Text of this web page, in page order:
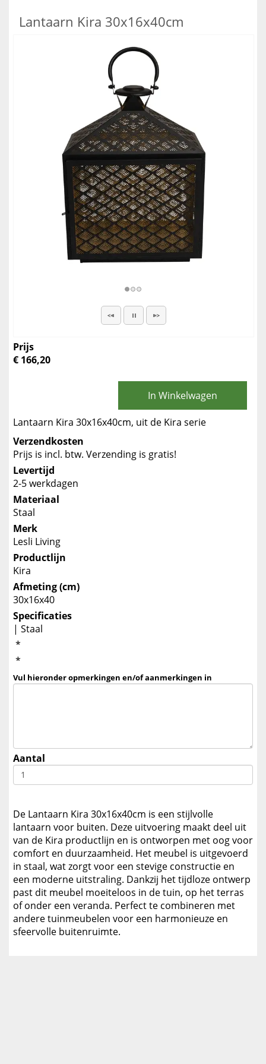
Lantaarn Kira 30x16x40cm
Prijs
€ 166,20
In Winkelwagen
Lantaarn Kira 30x16x40cm, uit de Kira serie
Verzendkosten
Prijs is incl. btw. Verzending is gratis!
Levertijd
2-5 werkdagen
Materiaal
Staal
Merk
Lesli Living
Productlijn
Kira
Afmeting (cm)
30x16x40
Specificaties
| Staal
*
*
Vul hieronder opmerkingen en/of aanmerkingen in
Aantal
De Lantaarn Kira 30x16x40cm is een stijlvolle
lantaarn voor buiten. Deze uitvoering maakt deel uit
van de Kira productlijn en is ontworpen met oog voor
comfort en duurzaamheid. Het meubel is uitgevoerd
in staal, wat zorgt voor een stevige constructie en
een moderne uitstraling. Dankzij het tijdloze ontwerp
past dit meubel moeiteloos in de tuin, op het terras
of onder een veranda. Perfect te combineren met
andere tuinmeubelen voor een harmonieuze en
sfeervolle buitenruimte.